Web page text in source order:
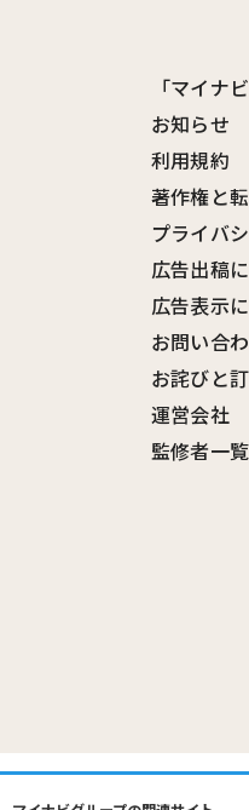
「マイナ
お知らせ
利用規約
著作権と
プライバ
広告出稿
広告表示
お問い合
お詫びと
運営会社
監修者一覧